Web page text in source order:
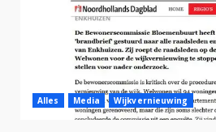
Alles Media Wijkvernieuwing